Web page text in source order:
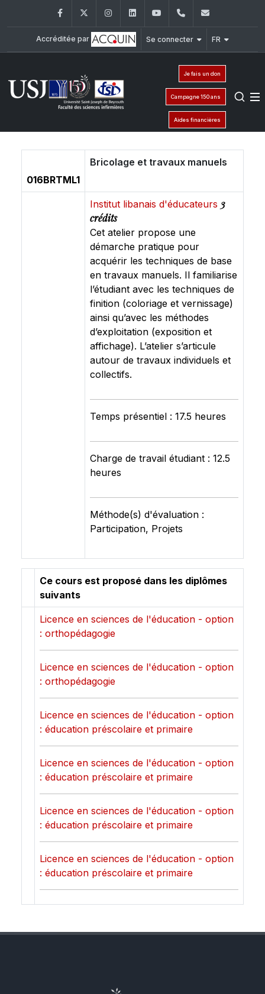
FacebookTwitter InstagramLinkedInYouTube+961 (1) 421 240
Accréditée par Se connecter FR
Je fais un don
Campagne 150 ans
Aides financières
016BRTML1
Bricolage et travaux manuels
Institut libanais d'éducateurs 3
crédits
Cet atelier propose une
démarche pratique pour
acquérir les techniques de base
en travaux manuels. Il familiarise
l’étudiant avec les techniques de
finition (coloriage et vernissage)
ainsi qu’avec les méthodes
d’exploitation (exposition et
affichage). L’atelier s’articule
autour de travaux individuels et
collectifs.
Temps présentiel : 17.5 heures
Charge de travail étudiant : 12.5
heures
Méthode(s) d'évaluation :
Participation, Projets
Ce cours est proposé dans les diplômes
suivants
Licence en sciences de l'éducation - option
: orthopédagogie
Licence en sciences de l'éducation - option
: orthopédagogie
Licence en sciences de l'éducation - option
: éducation préscolaire et primaire
Licence en sciences de l'éducation - option
: éducation préscolaire et primaire
Licence en sciences de l'éducation - option
: éducation préscolaire et primaire
Licence en sciences de l'éducation - option
: éducation préscolaire et primaire